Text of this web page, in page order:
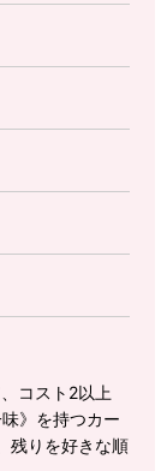
コスト2以上
》を持つカー
残りを好きな順